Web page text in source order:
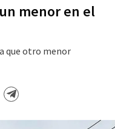
menor en el
que otro menor